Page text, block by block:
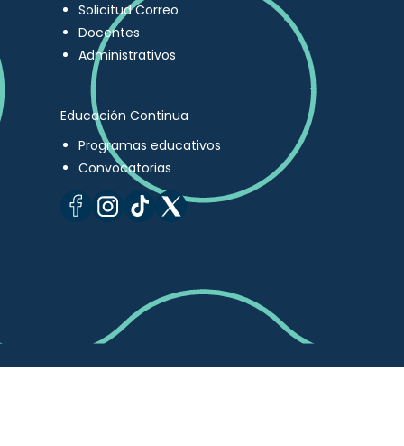
Solicitud Correo
Docentes
Administrativos
Educación Continua
Programas educativos
Convocatorias